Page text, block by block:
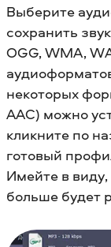
Выберите
сохранить
OGG, WMA,
некоторых
AAC) можно
кликните по
готовый
Имейте в
больше будет